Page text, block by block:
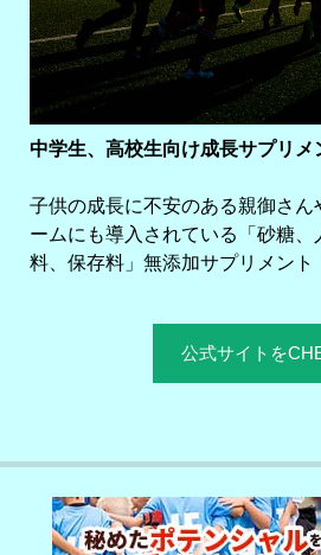
中学生、高校生向け成長サプリメ
子供の成長に不安のある親御さん
ームにも導入されている「砂糖、
料、保存料」無添加サプリメント
公式サイトを